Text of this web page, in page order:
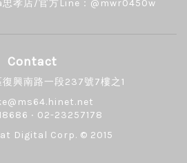
孝店/官方Line：@mwr0450w
Contact
復興南路一段237號7樓之1
‧ 02-23257178
Digital Corp. © 2015